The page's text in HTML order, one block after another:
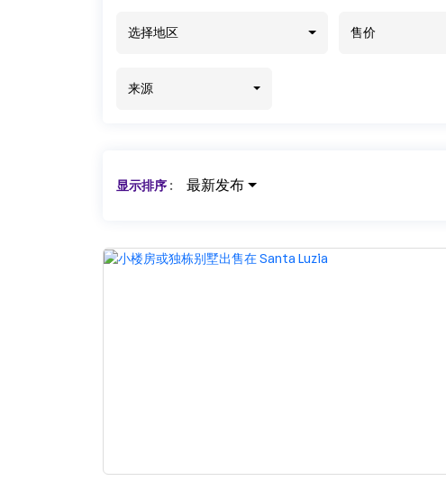
选择地区 售价
来源
显示排序 : 最新发布